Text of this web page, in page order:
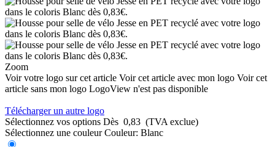
Zoom
Voir votre logo sur cet article Voir cet article avec mon logo Voir cet
article sans mon logo LogoView n'est pas disponible
Télécharger un autre logo
Sélectionnez vos options Dès 0,83 (TVA exclue)
Sélectionnez une couleur Couleur: Blanc